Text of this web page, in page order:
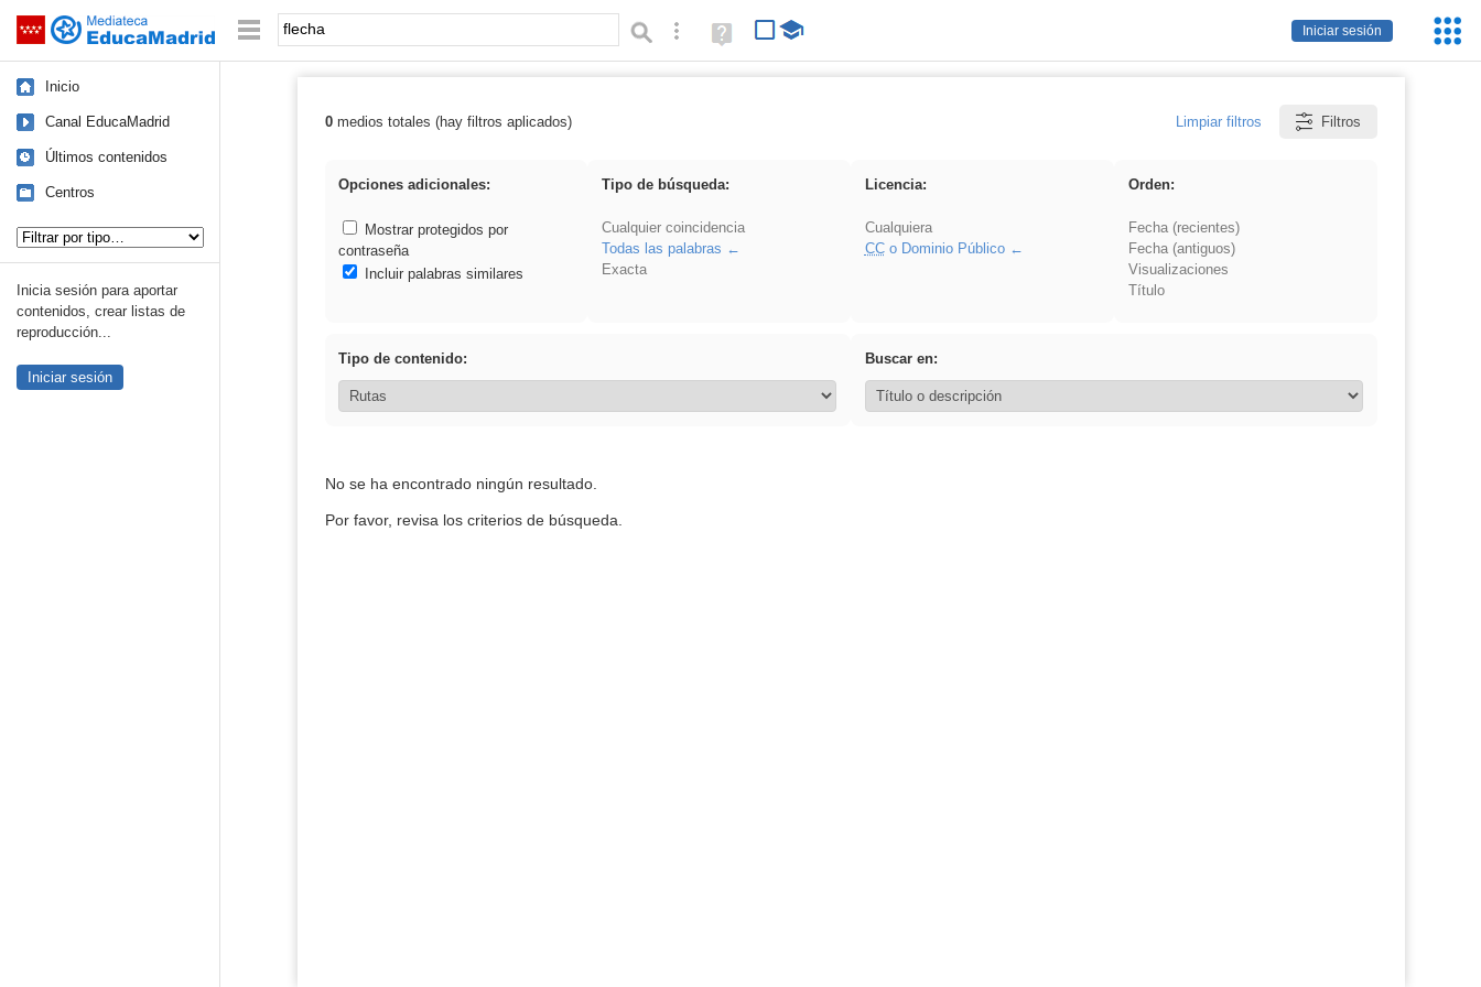
Saltar navegación
Iniciar sesión
Palabra o frase: Búsqueda avanzada
Ayuda
(en
Inicio
Canal EducaMadrid
Últimos contenidos
Centros
Inicia sesión para aportar
contenidos, crear listas de
reproducción...
Iniciar sesión
Resultados de: flecha
0medios totales (hay filtros aplicados) Limpiar filtros Filtros
Opciones adicionales:
Mostrar protegidos por
contraseña
Incluir palabras similares
Tipo de búsqueda:
Cualquier coincidencia
Todas las palabras
Exacta
Licencia:
Cualquiera
CCo Dominio Público
Orden:
Fecha (recientes)
Fecha (antiguos)
Visualizaciones
Título
Tipo de contenido: Buscar en:
No se ha encontrado ningún resultado.
Por favor, revisa los criterios de búsqueda.